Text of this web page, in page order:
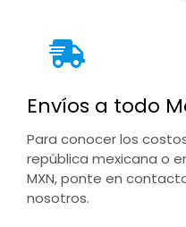
Envíos a todo
Para conocer los
república mexicana o
MXN, ponte en
nosotros.